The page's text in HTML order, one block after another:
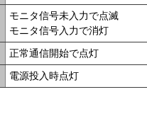
モニタ信号未入力で点滅
モニタ信号入力で消灯
正常通信開始で点灯
電源投入時点灯